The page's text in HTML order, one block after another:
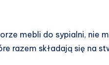
mebli do sypialni, nie
razem składają się na